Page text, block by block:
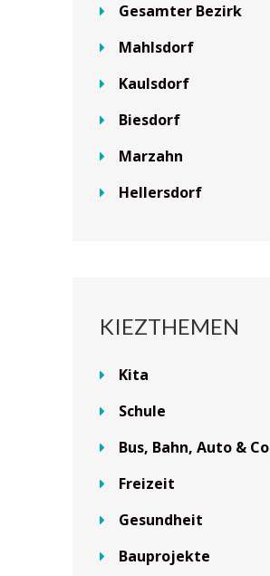
Gesamter Bezirk
Mahlsdorf
Kaulsdorf
Biesdorf
Marzahn
Hellersdorf
KIEZTHEMEN
Kita
Schule
Bus, Bahn, Auto & Co
Freizeit
Gesundheit
Bauprojekte